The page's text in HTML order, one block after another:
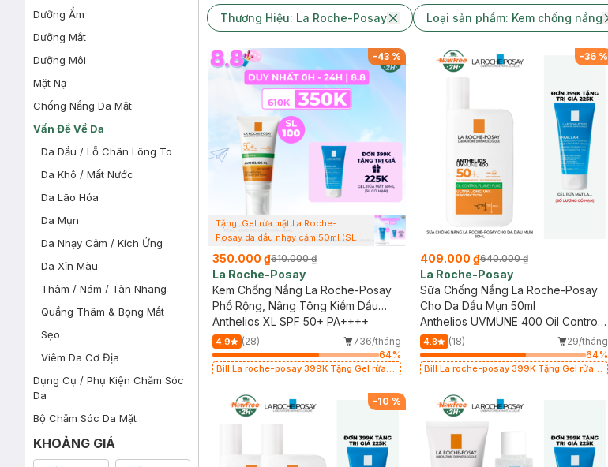
Dưỡng Ẩm
Dưỡng Mắt
Dưỡng Môi
Mặt Nạ
Chống Nắng Da Mặt
Vấn Đề Về Da
Da Dầu / Lỗ Chân Lông To
Da Khô / Mất Nước
Da Lão Hóa
Da Mụn
Da Nhạy Cảm / Kích Ứng
Da Xỉn Màu
Thâm / Nám / Tàn Nhang
Quầng Thâm & Bọng Mắt
Sẹo
Viêm Da Cơ Địa
Dụng Cụ / Phụ Kiện Chăm Sóc
Da
Bộ Chăm Sóc Da Mặt
KHOẢNG GIÁ
Thương Hiệu: La Roche-Posay Loại sản phẩm: Kem chống nắng
-43%
Tặng: Gel rửa mặt La Roche-
Posay da dầu nhạy cảm 50ml (SL
350.000 ₫610.000 ₫
La Roche-Posay
Kem Chống Nắng La Roche-Posay
Phổ Rộng, Nâng Tông Kiềm Dầu
50ml
Anthelios XL SPF 50+ PA++++
4.9 (28)
736/tháng
64%
Bill La roche-posay 399K Tặng Gel rửa
-36 %
409.000 ₫640.000 ₫
La Roche-Posay
Sữa Chống Nắng La Roche-Posay
Cho Da Dầu Mụn 50ml
Anthelios UVMUNE 400 Oil Control
Fluid
4.8 (18)
29/tháng
64%
Bill La roche-posay 399K Tặng Gel rửa
-10 %